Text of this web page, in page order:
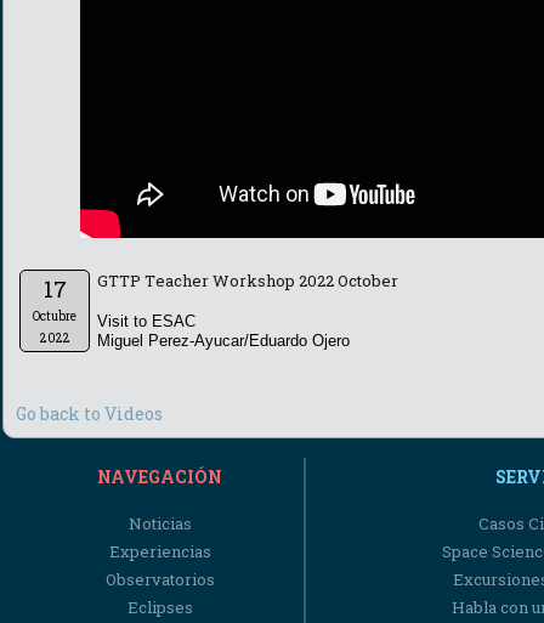
17
Octubre
2022
GTTP Teacher Workshop 2022 October
Visit to ESAC
Miguel Perez-Ayucar/Eduardo Ojero
Go back to Videos
NAVEGACIÓN
Noticias
Experiencias
Observatorios
Eclipses
Casos
Space
Habla con